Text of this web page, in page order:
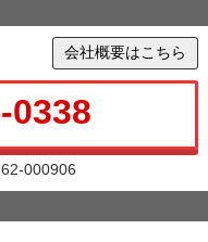
会社概要はこちら
0338
000906